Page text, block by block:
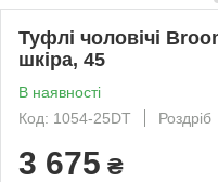
Туфлі чоловічі
шкіра, 45
В наявності
Код: 1054-25DT
Роздріб
3 675 ₴